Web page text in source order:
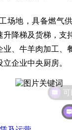
场地，具备燃气
降梯及货梯，支
业、牛羊肉加工、
企业中央厨房。